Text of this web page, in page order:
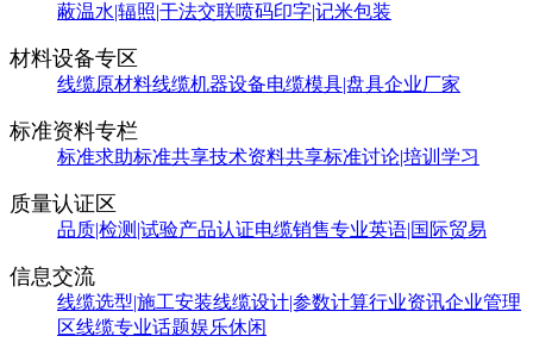
蔽温水|辐照|干法交联喷码印字|记米包装
材料设备专区
线缆原材料线缆机器设备电缆模具|盘具企业厂家
标准资料专栏
标准求助标准共享技术资料共享标准讨论|培训学习
质量认证区
品质|检测|试验产品认证电缆销售专业英语|国际贸易
信息交流
线缆选型|施工安装线缆设计|参数计算行业资讯企业管理
区线缆专业话题娱乐休闲